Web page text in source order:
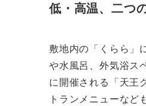
低・高温、二つ
敷地内の「くらら」
や水風呂、外気浴ス
に開催される「天王
トランメニューなど